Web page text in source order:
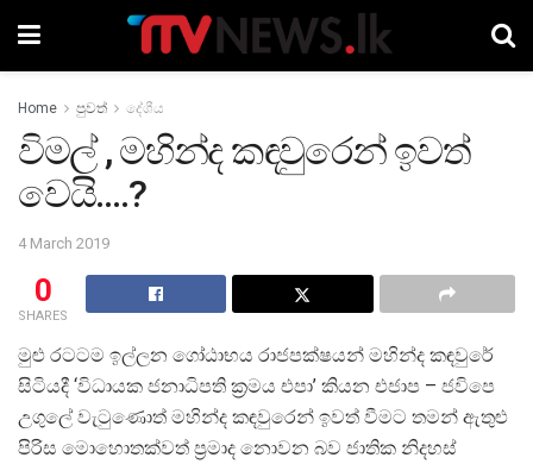
Home පුවත් දේශීය
විමල් , මහින්ද කඳවුරෙන් ඉවත්
වෙයි….?
4 March 2019
0
SHARES
මුළු රටටම ඉල්ලන ගෝඨාභය රාජපක්ෂයන් මහින්ද කඳවුරේ
සිටියදී ‘විධායක ජනාධිපති ක‍්‍රමය එපා’ කියන එජාප – ජවිපෙ
උගුලේ වැටුණොත් මහින්ද කඳවුරෙන් ඉවත් වීමට තමන් ඇතුළු
පිරිස මොහොතක්වත් ප‍්‍රමාද නොවන බව ජාතික නිදහස්